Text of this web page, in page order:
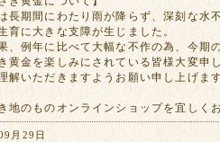
長期間にわたり雨が降らず、深刻な水
育に大きな支障が生じました。
、例年に比べて大幅な不作の為、今期
黄金を楽しみにされている皆様大変申
解いただきますようお願い申し上げます
地のものオンラインショップを宜しく
月29日